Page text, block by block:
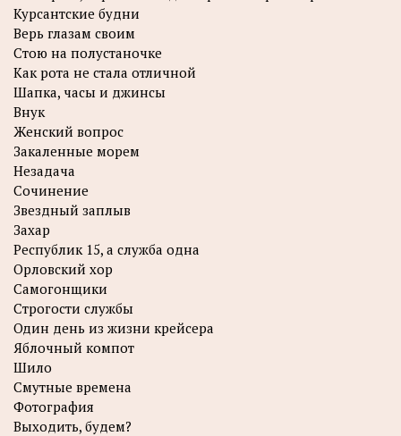
Курсантские будни
Верь глазам своим
Стою на полустаночке
Как рота не стала отличной
Шапка, часы и джинсы
Внук
Женский вопрос
Закаленные морем
Незадача
Сочинение
Звездный заплыв
Захар
Республик 15, а служба одна
Орловский хор
Самогонщики
Строгости службы
Один день из жизни крейсера
Яблочный компот
Шило
Смутные времена
Фотография
Выходить, будем?